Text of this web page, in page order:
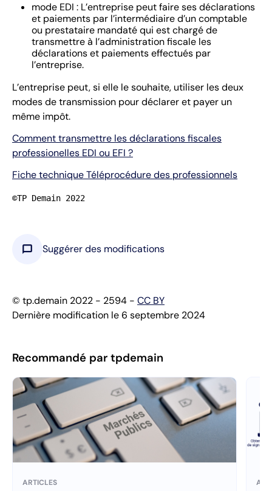
mode EDI : L’entreprise peut faire ses déclarations
et paiements par l’intermédiaire d’un comptable
ou prestataire mandaté qui est chargé de
transmettre à l’administration fiscale les
déclarations et paiements effectués par
l’entreprise.
L’entreprise peut, si elle le souhaite, utiliser les deux
modes de transmission pour déclarer et payer un
même impôt.
Comment transmettre les déclarations fiscales
professionelles EDI ou EFI ?
Fiche technique Téléprocédure des professionnels
©TP Demain 2022
chat_bubble Suggérer des modifications
© tp.demain 2022 - 2594 - CC BY
Dernière modification le 6 septembre 2024
Recommandé par tpdemain
ARTICLES